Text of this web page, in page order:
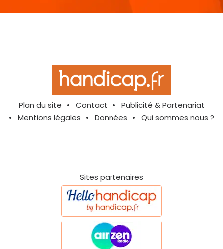
Plan du site Contact
Publicité & Partenariat
Mentions légales
Données Qui sommes nous ?
Sites partenaires